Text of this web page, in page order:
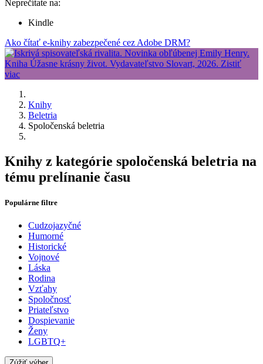
Neprečítate na:
Kindle
Ako čítať e-knihy zabezpečené cez Adobe DRM?
Knihy
Beletria
Spoločenská beletria
Knihy z kategórie spoločenská beletria na
tému prelínanie času
Populárne filtre
Cudzojazyčné
Humorné
Historické
Vojnové
Láska
Rodina
Vzťahy
Spoločnosť
Priateľstvo
Dospievanie
Ženy
LGBTQ+